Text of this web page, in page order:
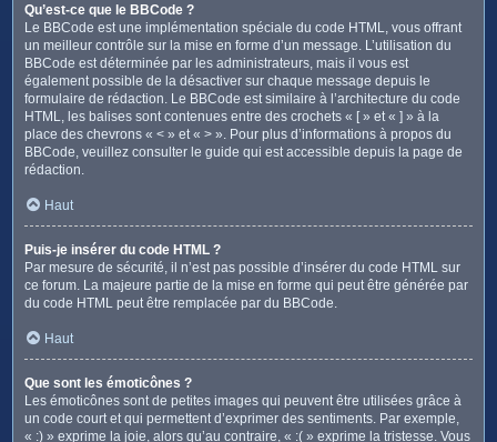
Qu’est-ce que le BBCode ?
Le BBCode est une implémentation spéciale du code HTML, vous offrant
un meilleur contrôle sur la mise en forme d’un message. L’utilisation du
BBCode est déterminée par les administrateurs, mais il vous est
également possible de la désactiver sur chaque message depuis le
formulaire de rédaction. Le BBCode est similaire à l’architecture du code
HTML, les balises sont contenues entre des crochets « [ » et « ] » à la
place des chevrons « < » et « > ». Pour plus d’informations à propos du
BBCode, veuillez consulter le guide qui est accessible depuis la page de
rédaction.
Haut
Puis-je insérer du code HTML ?
Par mesure de sécurité, il n’est pas possible d’insérer du code HTML sur
ce forum. La majeure partie de la mise en forme qui peut être générée par
du code HTML peut être remplacée par du BBCode.
Haut
Que sont les émoticônes ?
Les émoticônes sont de petites images qui peuvent être utilisées grâce à
un code court et qui permettent d’exprimer des sentiments. Par exemple,
« :) » exprime la joie, alors qu’au contraire, « :( » exprime la tristesse. Vous